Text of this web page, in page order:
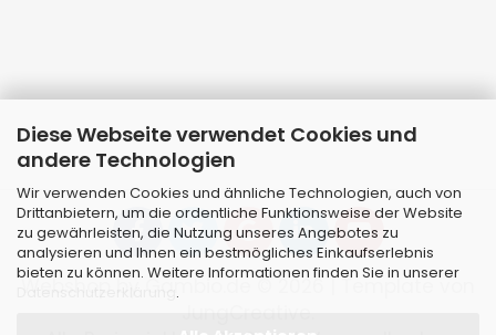
Diese Webseite verwendet Cookies und
andere Technologien
Wir verwenden Cookies und ähnliche Technologien, auch von
Drittanbietern, um die ordentliche Funktionsweise der Website
zu gewährleisten, die Nutzung unseres Angebotes zu
analysieren und Ihnen ein bestmögliches Einkaufserlebnis
bieten zu können. Weitere Informationen finden Sie in unserer
.
Webshopby Gambio.de © 2026 | Template von